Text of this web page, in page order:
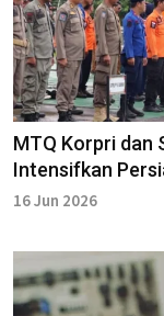
MTQ Korpri dan
Intensifkan
16 Jun 2026